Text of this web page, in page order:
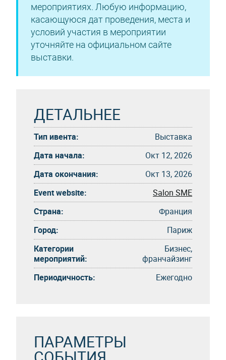
мероприятиях. Любую информацию,
касающуюся дат проведения, места и
условий участия в мероприятии
уточняйте на официальном сайте
выставки.
ДЕТАЛЬНЕЕ
Тип ивента:
Выставка
Дата начала:
Окт 12, 2026
Дата окончания:
Окт 13, 2026
Event website:
Salon SME
Страна:
Франция
Город:
Париж
Категории
мероприятий:
Бизнес,
франчайзинг
Периодичность:
Eжегоднo
ПАРАМЕТРЫ